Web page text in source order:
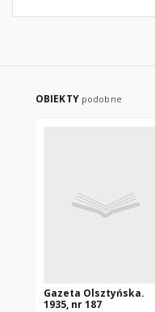
OBIEKTY podobne
Gazeta Olsztyńska.
1935, nr 187